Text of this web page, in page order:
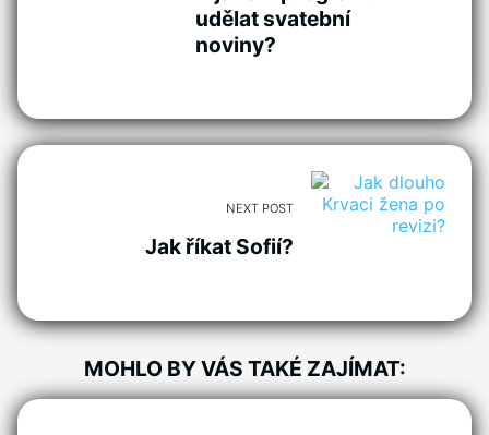
udělat svatební
noviny?
NEXT POST
Jak říkat Sofií?
MOHLO BY VÁS TAKÉ ZAJÍMAT: